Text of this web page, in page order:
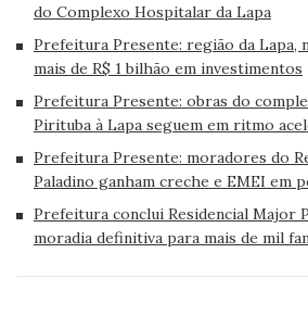
do Complexo Hospitalar da Lapa
Prefeitura Presente: região da Lapa,
mais de R$ 1 bilhão em investimentos
Prefeitura Presente: obras do
Pirituba à Lapa seguem em ritmo
Prefeitura Presente: moradores do
Paladino ganham creche e EMEI em
Prefeitura conclui Residencial Major
moradia definitiva para mais de mil